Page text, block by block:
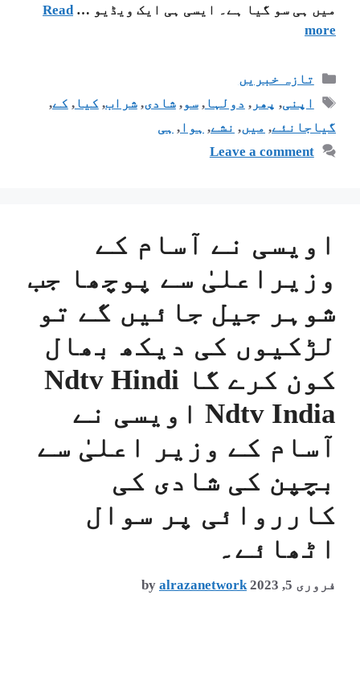
میں ہی سو گیا ہے۔ ایسی ہی ایک ویڈیو …Read
more
تازہ خبریں
اپنی, پھر, دولہا,سو,شادی,شراب,کیا,کے,
گیاجانئے, میں, نشے, ہوا , ہی
Leave a comment
اویسی نے آسام کے
وزیراعلیٰ سے پوچھا جب
شوہر جیل جائیں گے تو
لڑکیوں کی دیکھ بھال
کون کرے گا Ndtv Hindi
Ndtv India اویسی نے
آسام کے وزیر اعلیٰ سے
بچپن کی شادی کی
کارروائی پر سوال
اٹھائے۔
فروری 5, 2023 by alrazanetwork